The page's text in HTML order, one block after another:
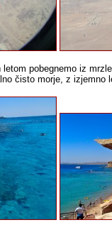
pobegnemo iz
čisto morje, z izjemno